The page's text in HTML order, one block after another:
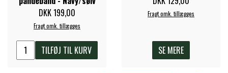
STUD MUFFIN
DKK 199,00
Fragt omk. tillægges
TILFØJ TIL KURV
Fragt omk. tillægges
SE MERE